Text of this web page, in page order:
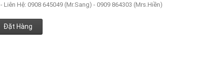
- Liên Hệ: 0908 645049 (Mr.Sang) - 0909 864303 (Mrs.Hiền)
Đặt Hàng